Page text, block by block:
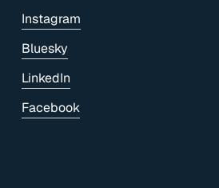
Instagram
Bluesky
LinkedIn
Facebook